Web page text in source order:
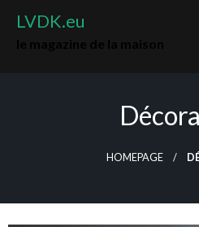
LVDK.eu
HOMEPAGE